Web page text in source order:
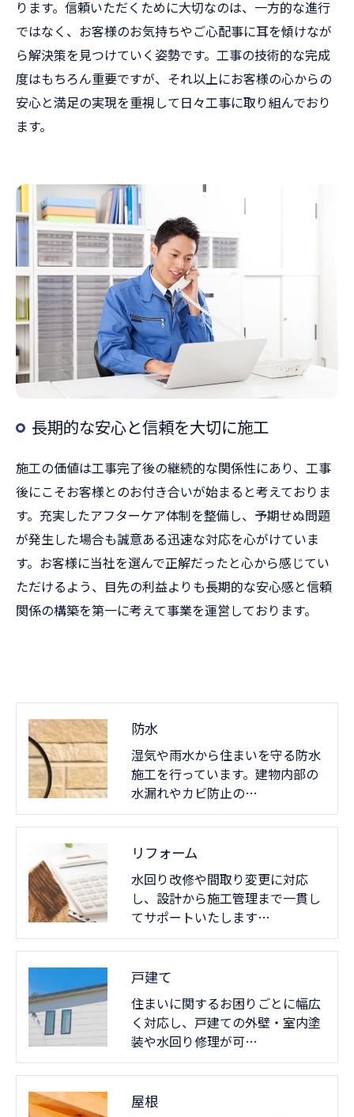
ります。信頼いただくために大切なのは、一方的な進行
ではなく、お客様のお気持ちやご心配事に耳を傾けなが
ら解決策を見つけていく姿勢です。工事の技術的な完成
度はもちろん重要ですが、それ以上にお客様の心からの
安心と満足の実現を重視して日々工事に取り組んでおり
ます。
長期的な安心と信頼を大切に施工
施工の価値は工事完了後の継続的な関係性にあり、工事
後にこそお客様とのお付き合いが始まると考えておりま
す。充実したアフターケア体制を整備し、予期せぬ問題
が発生した場合も誠意ある迅速な対応を心がけていま
す。お客様に当社を選んで正解だったと心から感じてい
ただけるよう、目先の利益よりも長期的な安心感と信頼
関係の構築を第一に考えて事業を運営しております。
防水
湿気や雨水から住まいを守る防水
施工を行っています。建物内部の
水漏れやカビ防止の…
リフォーム
水回り改修や間取り変更に対応
し、設計から施工管理まで一貫し
てサポートいたします…
戸建て
住まいに関するお困りごとに幅広
く対応し、戸建ての外壁・室内塗
装や水回り修理が可…
屋根
お気軽にお問い合わせください